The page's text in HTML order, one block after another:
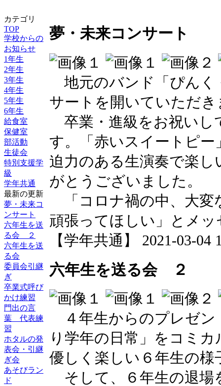
カテゴリ
TOP
学校からの
お知らせ
1年生
2年生
3年生
4年生
5年生
6年生
給食室
保健室
部活動
生徒会
特別支援学
級
学年共通
最新の更新
夢・未来コ
ンサート
六年生を送
る会 ２
六年生を送
る会
委員会引継
ぎ
卒業式呼び
かけ練習
門出の言
葉 代表練
習
ホタルの発
表会・引継
ぎ会
あそびラン
ド
夢・未来コンサート
地元のバンド「ぴんく
サートを開いていただき
卒業・進級をお祝いし
す。「赤いスイートピ
迫力のある生演奏で楽
がとうございました。
「コロナ禍の中、大変
頑張ってほしい」とメ
【学年共通】 2021-03-04
六年生を送る会 ２
４年生からのプレゼン
り学年の日常」をコミ
優しく楽しい６年生の
そして、６年生の退場